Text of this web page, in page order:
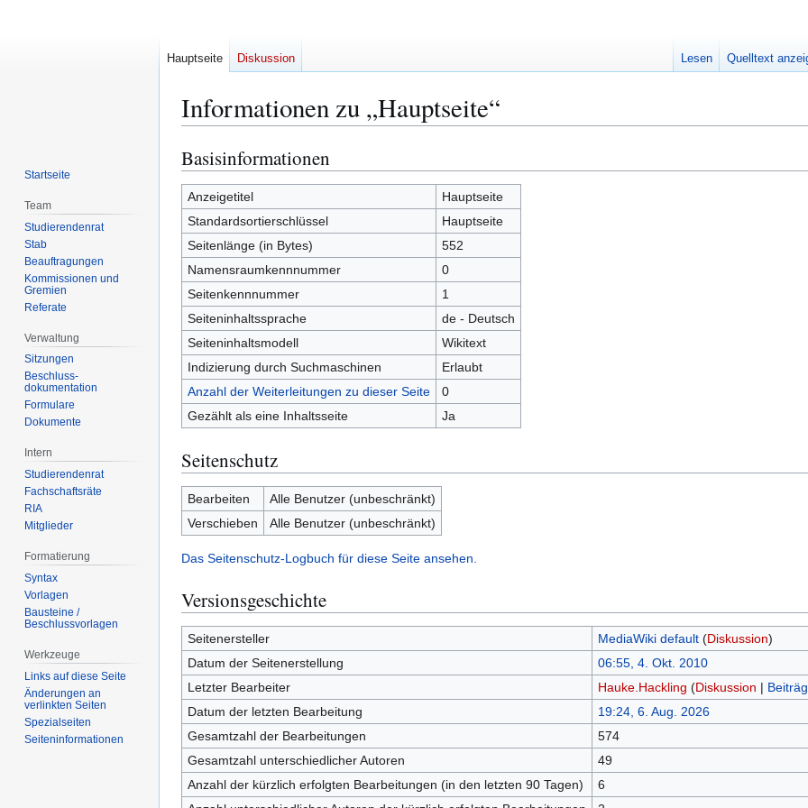
Informationen zu „Hauptseite“
Zur
Navigation
springen
Zur
Suche
springen
Basisinformationen
Anzeigetitel
Hauptseite
Standardsortierschlüssel
Hauptseite
Seitenlänge (in Bytes)
552
Namensraumkennnummer
0
Seitenkennnummer
1
Seiteninhaltssprache
de - Deutsch
Seiteninhaltsmodell
Wikitext
Indizierung durch Suchmaschinen
Erlaubt
Anzahl der Weiterleitungen zu dieser Seite
0
Gezählt als eine Inhaltsseite
Ja
Seitenschutz
Bearbeiten
Alle Benutzer (unbeschränkt)
Verschieben
Alle Benutzer (unbeschränkt)
Das Seitenschutz-Logbuch für diese Seite ansehen.
Versionsgeschichte
Seitenersteller MediaWiki default (Diskussion)
Datum der Seitenerstellung
06:55, 4. Okt. 2010
Letzter Bearbeiter
Hauke.Hackling (Diskussion |
Datum der letzten Bearbeitung
19:24, 6. Aug. 2026
Gesamtzahl der Bearbeitungen
574
Gesamtzahl unterschiedlicher Autoren
49
Anzahl der kürzlich erfolgten Bearbeitungen (in den letzten 90 Tagen)
6
Hauptseite Diskussion Lesen Quelltext
Startseite
Team
Studierendenrat
Stab
Beauftragungen
Kommissionen und
Gremien
Referate
Verwaltung
Sitzungen
Beschluss-
dokumentation
Formulare
Dokumente
Intern
Studierendenrat
Fachschaftsräte
RIA
Mitglieder
Formatierung
Syntax
Vorlagen
Bausteine /
Beschlussvorlagen
Werkzeuge
Links auf diese Seite
Änderungen an
verlinkten Seiten
Spezialseiten
Seiten­­informationen